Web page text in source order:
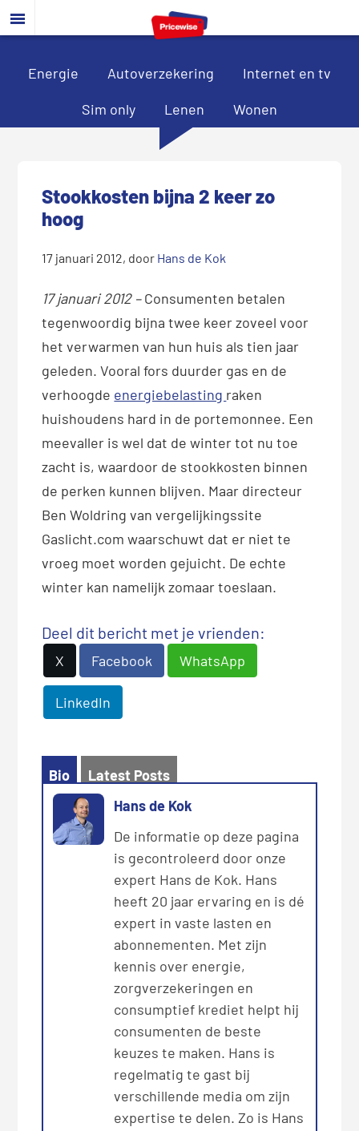
Door
naar
hoofd
Spring
naar
eerste
Spring
naar
voettekst
Energie Autoverzekering Internet en tv
Sim only Lenen Wonen
Stookkosten bijna 2 keer zo
hoog
17 januari 2012, door Hans de Kok
17 januari 2012 –Consumenten betalen
tegenwoordig bijna twee keer zoveel voor
het verwarmen van hun huis als tien jaar
geleden. Vooral fors duurder gas en de
verhoogde energiebelasting raken
huishoudens hard in de portemonnee. Een
meevaller is wel dat de winter tot nu toe
zacht is, waardoor de stookkosten binnen
de perken kunnen blijven. Maar directeur
Ben Woldring van vergelijkingssite
Gaslicht.com waarschuwt dat er niet te
vroeg moet worden gejuicht. De echte
winter kan namelijk zomaar toeslaan.
Deel dit bericht met je vrienden:
X Facebook WhatsApp
LinkedIn
Bio
Latest Posts
Hans de Kok
De informatie op deze pagina
is gecontroleerd door onze
expert Hans de Kok. Hans
heeft 20 jaar ervaring en is dé
expert in vaste lasten en
abonnementen. Met zijn
kennis over energie,
zorgverzekeringen en
consumptief krediet helpt hij
consumenten de beste
keuzes te maken. Hans is
regelmatig te gast bij
verschillende media om zijn
expertise te delen. Zo is Hans